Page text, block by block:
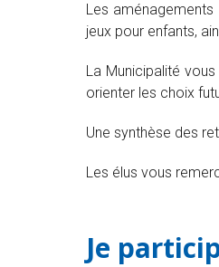
Les aménagements
jeux pour enfants,
La Municipalité
orienter les choix
Une synthèse des
Les élus vous
Je